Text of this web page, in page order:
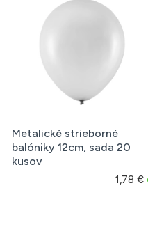
Metalické strieborné
balóniky 12cm, sada 20
kusov
1,78 €